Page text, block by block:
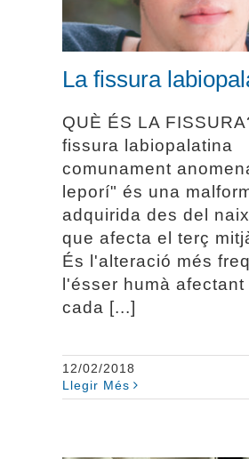
La fissura
QUÈ ÉS LA
fissura labiopalatina
comunament
leporí" és una
adquirida des del
que afecta el terç
És l'alteració més
l'ésser humà afectant
cada [...]
12/02/2018
Llegir Més